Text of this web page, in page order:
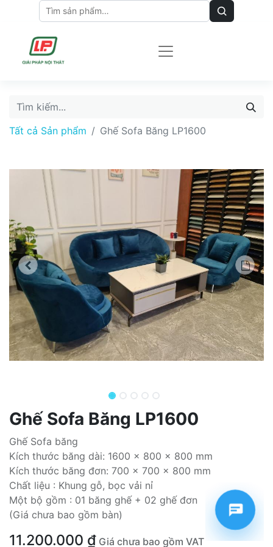
Tất cả Sản phẩm Ghế Sofa Băng LP1600
Ghế Sofa Băng LP1600
Ghế Sofa băng
Kích thước băng dài: 1600 x 800 x 800 mm
Kích thước băng đơn: 700 x 700 x 800 mm
Chất liệu : Khung gỗ, bọc vải nỉ
Một bộ gồm : 01 băng ghế + 02 ghế đơn
(Giá chưa bao gồm bàn)
11.200.000 ₫ Giá chưa bao gồm VAT